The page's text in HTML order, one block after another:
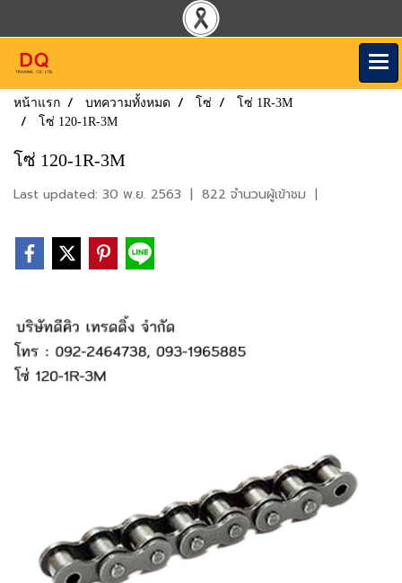
หน้าแรก บทความทั้งหมด โซ่
โซ่ 1R-3M
โซ่ 120-1R-3M
โซ่ 120-1R-3M
Last updated: 30 พ.ย. 2563 | 822 จำนวนผู้เข้าชม |